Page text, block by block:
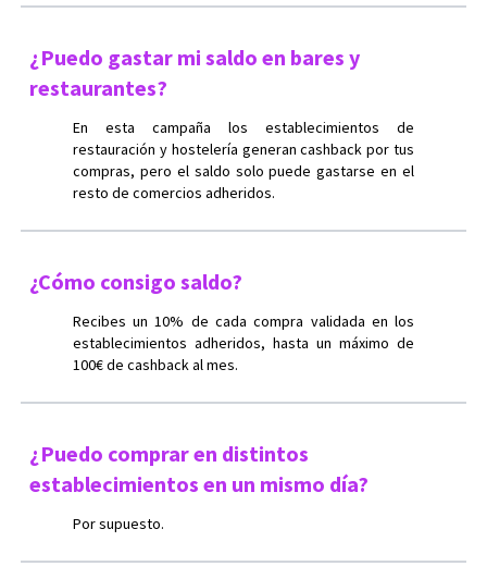
¿Puedo gastar mi saldo en bares y
restaurantes?
En esta campaña los establecimientos de
restauración y hostelería generan cashback por tus
compras, pero el saldo solo puede gastarse en el
resto de comercios adheridos.
¿Cómo consigo saldo?
Recibes un 10% de cada compra validada en los
establecimientos adheridos, hasta un máximo de
100€ de cashback al mes.
¿Puedo comprar en distintos
establecimientos en un mismo día?
Por supuesto.